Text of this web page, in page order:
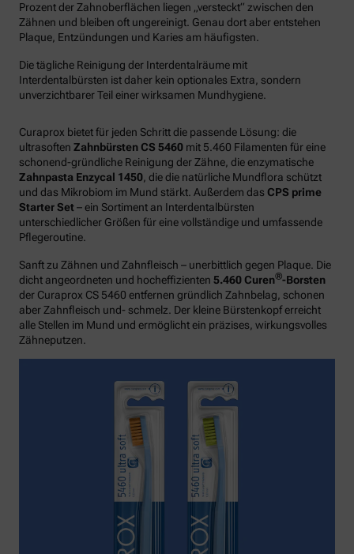
Prozent der Zahnoberflächen liegen „versteckt“ zwischen den
Zähnen und bleiben oft ungereinigt. Genau dort aber entstehen
Plaque, Entzündungen und Karies am häufigsten.
Die tägliche Reinigung der Interdentalräume mit
Interdentalbürsten ist daher kein optionales Extra, sondern
unverzichtbarer Teil einer wirksamen Mundhygiene.
Curaprox bietet für jeden Schritt die passende Lösung: die
ultrasoften Zahnbürsten CS 5460 mit 5.460 Filamenten für eine
schonend-gründliche Reinigung der Zähne, die enzymatische
Zahnpasta Enzycal 1450, die die natürliche Mundflora schützt
und das Mikrobiom im Mund stärkt. Außerdem das CPS prime
Starter Set– ein Sortiment an Interdentalbürsten
unterschiedlicher Größen für eine vollständige und umfassende
Pflegeroutine.
Sanft zu Zähnen und Zahnfleisch – unerbittlich gegen Plaque. Die
dicht angeordneten und hocheffizienten 5.460 Curen®-Borsten
der Curaprox CS 5460 entfernen gründlich Zahnbelag, schonen
aber Zahnfleisch und- schmelz. Der kleine Bürstenkopf erreicht
alle Stellen im Mund und ermöglicht ein präzises, wirkungsvolles
Zähneputzen.